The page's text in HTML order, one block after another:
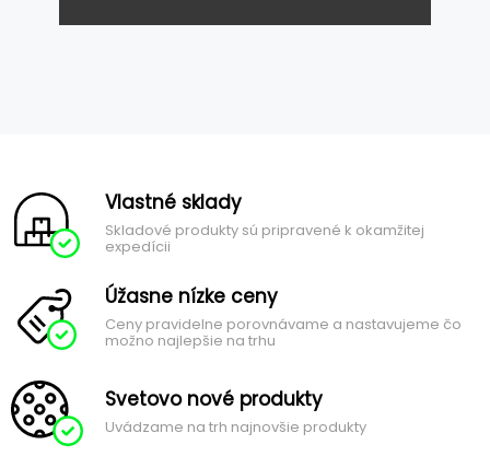
Vlastné sklady
Skladové produkty sú pripravené k okamžitej
expedícii
Úžasne nízke ceny
Ceny pravidelne porovnávame a nastavujeme čo
možno najlepšie na trhu
Svetovo nové produkty
Uvádzame na trh najnovšie produkty